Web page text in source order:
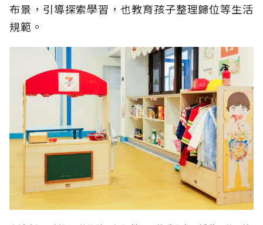
布景，引導探索學習，也教育孩子整理歸位等生活
規範。